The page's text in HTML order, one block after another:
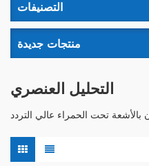
التصنيفات
منتجات جديدة
التحليل العنصري
تحت الحمراء عالي التردد